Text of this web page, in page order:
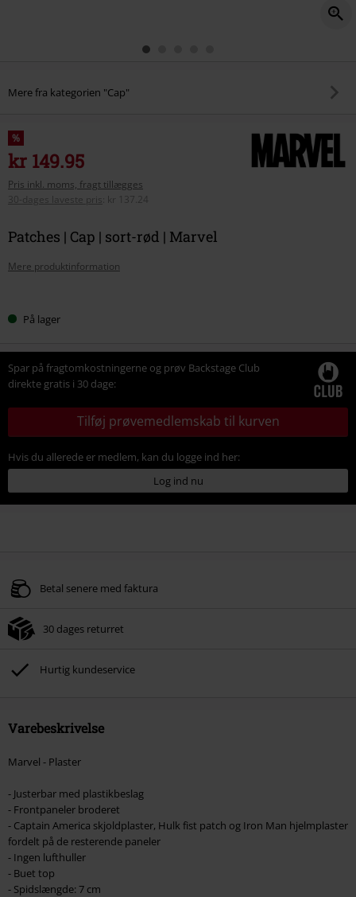
Mere fra kategorien "Cap"
%
kr 149.95
Pris inkl. moms, fragt tillægges
30-dages laveste pris
kr 137.24
Patches | Cap | sort-rød | Marvel
Mere produktinformation
dinPå lager
Spar på fragtomkostningerne og prøv Backstage Club
direkte gratis i 30 dage:
Tilføj prøvemedlemskab til kurven
Hvis du allerede er medlem, kan du logge ind her:
Log ind nu
Betal senere med faktura
30 dages returret
Hurtig kundeservice
Varebeskrivelse
Marvel - Plaster
- Justerbar med plastikbeslag
- Frontpaneler broderet
- Captain America skjoldplaster, Hulk fist patch og Iron Man hjelmplaster
fordelt på de resterende paneler
- Ingen lufthuller
- Buet top
- Spidslængde: 7 cm